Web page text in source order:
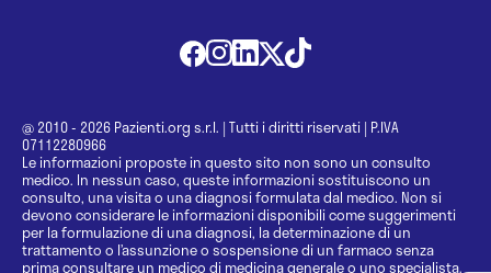
@ 2010 - 2026 Pazienti.org s.r.l. | Tutti i diritti riservati | P.IVA
07112280966
Le informazioni proposte in questo sito non sono un consulto
medico. In nessun caso, queste informazioni sostituiscono un
consulto, una visita o una diagnosi formulata dal medico. Non si
devono considerare le informazioni disponibili come suggerimenti
per la formulazione di una diagnosi, la determinazione di un
trattamento o l’assunzione o sospensione di un farmaco senza
prima consultare un medico di medicina generale o uno specialista.